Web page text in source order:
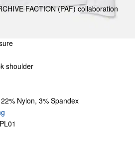
FACTION (PAF) collaboration
shoulder
Nylon, 3% Spandex